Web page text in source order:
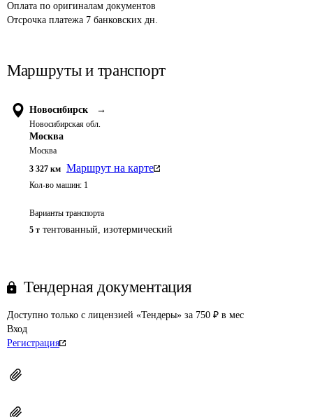
Оплата по оригиналам документов
Отсрочка платежа 7 банковских дн.
Маршруты и транспорт
Новосибирск →
Новосибирская обл.
Москва
Москва
3 327 км Маршрут на карте
Кол-во машин: 1
Варианты транспорта
5 т тентованный, изотермический
Тендерная документация
Доступно только с лицензией «Тендеры» за 750 ₽ в мес
Вход
Регистрация